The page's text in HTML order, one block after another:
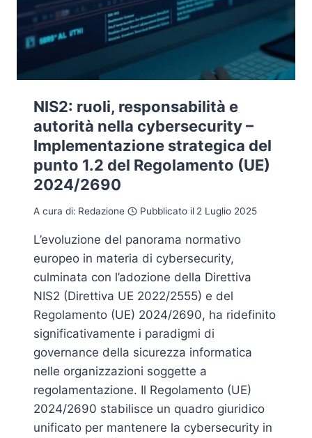
NIS2: ruoli, responsabilità e
autorità nella cybersecurity –
Implementazione strategica del
punto 1.2 del Regolamento (UE)
2024/2690
A cura di: Redazione Pubblicato il 2 Luglio 2025
L’evoluzione del panorama normativo
europeo in materia di cybersecurity,
culminata con l’adozione della Direttiva
NIS2 (Direttiva UE 2022/2555) e del
Regolamento (UE) 2024/2690, ha ridefinito
significativamente i paradigmi di
governance della sicurezza informatica
nelle organizzazioni soggette a
regolamentazione. Il Regolamento (UE)
2024/2690 stabilisce un quadro giuridico
unificato per mantenere la cybersecurity in